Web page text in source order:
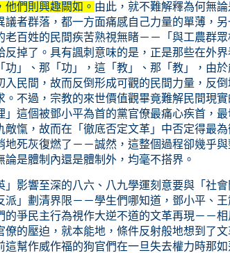
他們則興趣闕如。 由此，就不難解釋為何無
議者群落，都一方面痛感自己力量的單薄，
老百姓的民間疾苦熟視無睹－－「與工農群
反掉了。具有諷刺意味的是，正是那些在外
功」、那「功」，這「教」、那「教」，由
入民間，故而反倒形成可觀的民間力量，反
。不過，宗教的來世價值觀畢竟難解民間現實
」這個被鄧小平為首的黨官僚最痛心疾首，
敵愾，故而在「徹底否定文革」中否定得最為
地死灰復燃了－－誠然，這整個過程卻幾乎
論是體制內還是體制外，均毫不搭界。
」影響至深的八六、八九學運刻意要與「社
派」劃清界限－－學生們哪知道，鄧小平、
的爭民主行為視作大逆不道的文革再現－－
僚的壓迫，就本能地，條件反射般地想到了文
這幫作威作福的狗官們在一旦失去權力時那